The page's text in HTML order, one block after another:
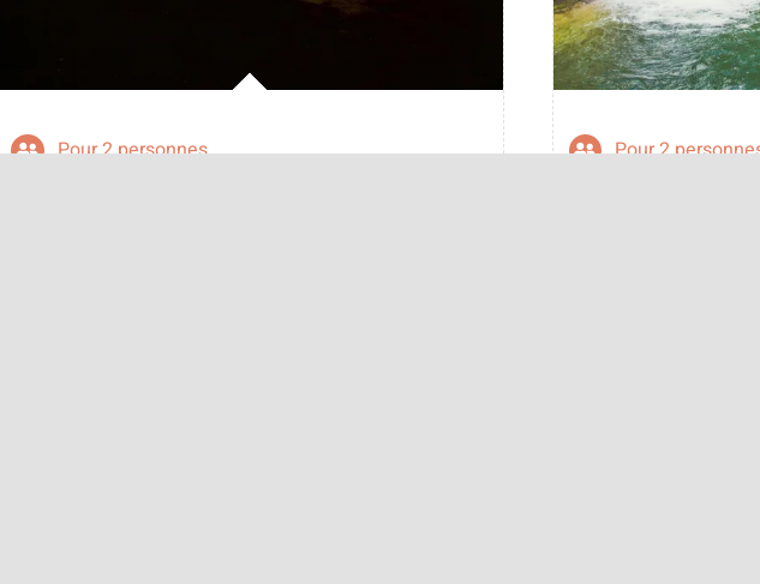
Pour 2 personnes
Pour 2